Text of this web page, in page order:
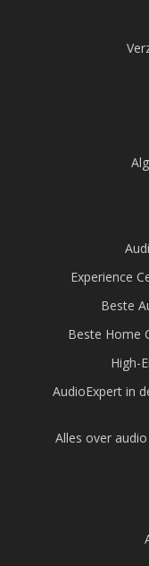
Experience
Beste
Beste Home
High-
AudioExpert in
Alles over